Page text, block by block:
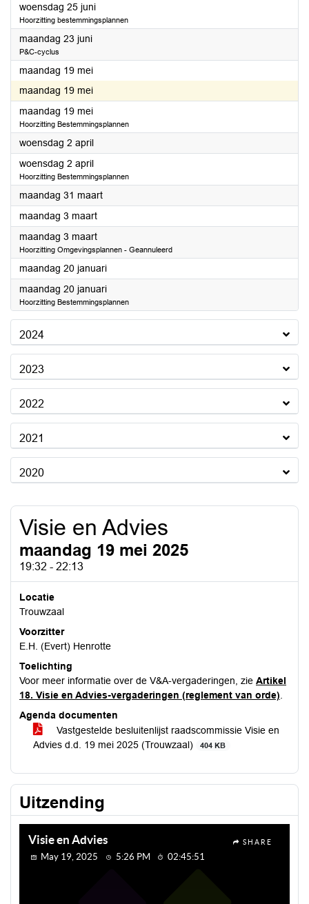
woensdag 25 juni2025
Hoorzitting bestemmingsplannen
maandag 23 juni2025
P&C-cyclus
maandag 19 mei2025
maandag 19 mei2025
maandag 19 mei2025
Hoorzitting Bestemmingsplannen
woensdag 2 april2025
woensdag 2 april2025
Hoorzitting Bestemmingsplannen
maandag 31 maart2025
maandag 3 maart2025
maandag 3 maart2025
Hoorzitting Omgevingsplannen - Geannuleerd
maandag 20 januari2025
maandag 20 januari2025
Hoorzitting Bestemmingsplannen
2024
2023
2022
2021
2020
Visie en Advies
maandag 19 mei 2025
19:32 - 22:13
Locatie
Trouwzaal
Voorzitter
E.H. (Evert) Henrotte
Toelichting
Voor meer informatie over de V&A-vergaderingen, zie Artikel
18. Visie en Advies-vergaderingen (reglement van orde)
Agenda documenten
Vastgestelde besluitenlijst raadscommissie Visie en
Advies d.d. 19 mei 2025 (Trouwzaal)
404 KB
Uitzending